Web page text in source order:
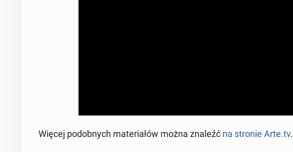
Więcej po­dob­nych ma­te­ria­łów można znaleźć na stronie Arte.tv.